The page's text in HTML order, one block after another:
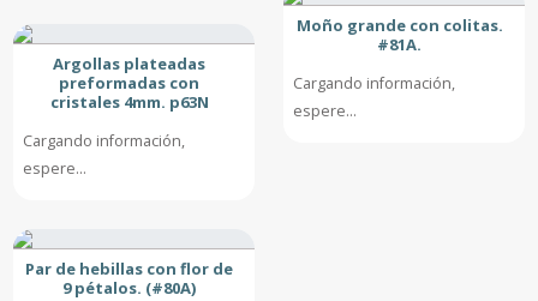
Argollas plateadas
preformadas con
cristales 4mm. p63N
Cargando información,
espere...
Par de hebillas con flor de
9 pétalos. (#80A)
Moño grande con colitas.
#81A.
Cargando información,
espere...